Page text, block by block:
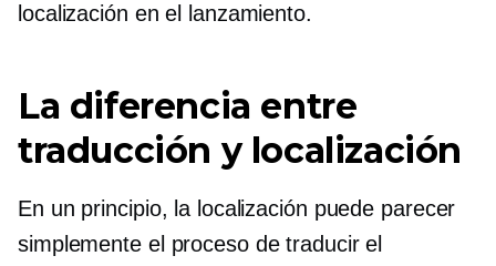
localización en el lanzamiento.
La diferencia entre
traducción y localización
En un principio, la localización puede parecer
simplemente el proceso de traducir el